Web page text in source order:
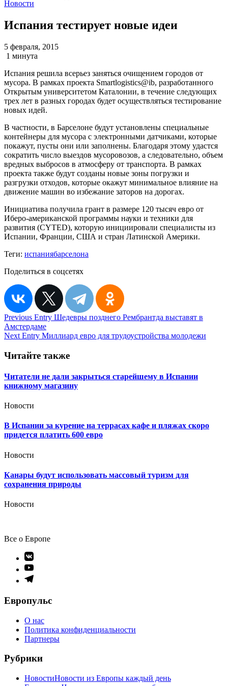
Новости
Испания тестирует новые идеи
5 февраля, 2015
1 минута
Испания решила всерьез заняться очищением городов от
мусора. В рамках проекта Smartlogistics@ib, разработанного
Открытым университетом Каталонии, в течение следующих
трех лет в разных городах будет осуществляться тестирование
новых идей.
В частности, в Барселоне будут установлены специальные
контейнеры для мусора с электронными датчиками, которые
покажут, пусты они или заполнены. Благодаря этому удастся
сократить число выездов мусоровозов, а следовательно, объем
вредных выбросов в атмосферу от транспорта. В рамках
проекта также будут созданы новые зоны погрузки и
разгрузки отходов, которые окажут минимальное влияние на
движение машин во избежание заторов на дорогах.
Инициатива получила грант в размере 120 тысяч евро от
Иберо-американской программы науки и техники для
развития (CYTED), которую инициировали специалисты из
Испании, Франции, США и стран Латинской Америки.
Теги: испаниябарселона
Поделиться в соцсетях
Навигация
по
Previous Entry Шедевры позднего Рембрантда выставят в
Амстердаме
Next Entry Миллиард евро для трудоустройства молодежи
Читайте также
Читатели не дали закрыться старейшему в Испании
книжному магазину
Новости
В Испании за курение на террасах кафе и пляжах скоро
придется платить 600 евро
Новости
Канары будут использовать массовый туризм для
сохранения природы
Новости
Все о Европе
Элемент
меню
Элемент
меню
Элемент
Европульс
О нас
Политика конфиденциальности
Партнеры
Рубрики
НовостиНовости из Европы каждый день